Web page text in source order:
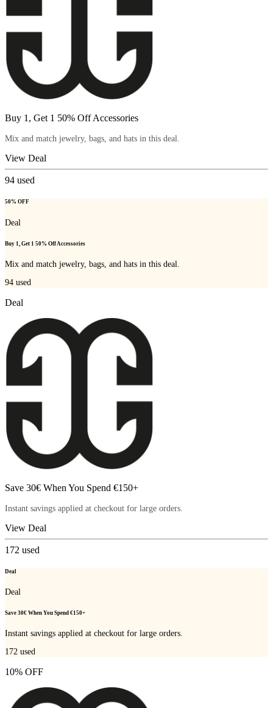
Buy 1, Get 1 50% Off Accessories
Mix and match jewelry, bags, and hats in this deal.
View Deal
94 used
50% OFF
Deal
Buy 1, Get 1 50% Off Accessories
Mix and match jewelry, bags, and hats in this deal.
94 used
Deal
Save 30€ When You Spend €150+
Instant savings applied at checkout for large orders.
View Deal
172 used
Deal
Deal
Save 30€ When You Spend €150+
Instant savings applied at checkout for large orders.
172 used
10% OFF